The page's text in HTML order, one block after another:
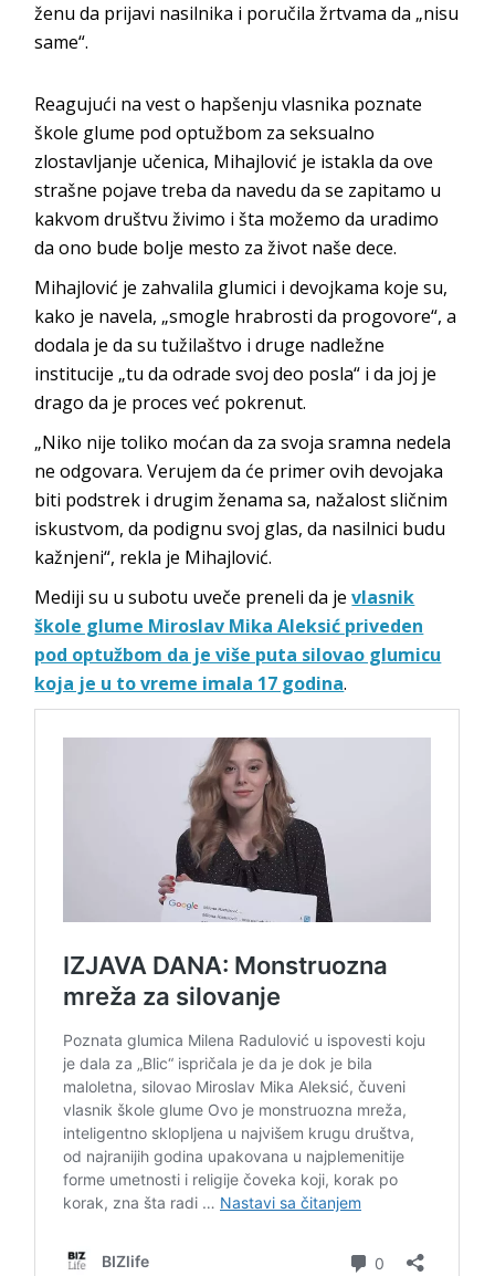
ženu da prijavi nasilnika i poručila žrtvama da „nisu
same“.
Reagujući na vest o hapšenju vlasnika poznate
škole glume pod optužbom za seksualno
zlostavljanje učenica, Mihajlović je istakla da ove
strašne pojave treba da navedu da se zapitamo u
kakvom društvu živimo i šta možemo da uradimo
da ono bude bolje mesto za život naše dece.
Mihajlović je zahvalila glumici i devojkama koje su,
kako je navela, „smogle hrabrosti da progovore“, a
dodala je da su tužilaštvo i druge nadležne
institucije „tu da odrade svoj deo posla“ i da joj je
drago da je proces već pokrenut.
„Niko nije toliko moćan da za svoja sramna nedela
ne odgovara. Verujem da će primer ovih devojaka
biti podstrek i drugim ženama sa, nažalost sličnim
iskustvom, da podignu svoj glas, da nasilnici budu
kažnjeni“, rekla je Mihajlović.
Mediji su u subotu uveče preneli da jevlasnik
škole glume Miroslav Mika Aleksić priveden
pod optužbom da je više puta silovao glumicu
koja je u to vreme imala 17 godina.